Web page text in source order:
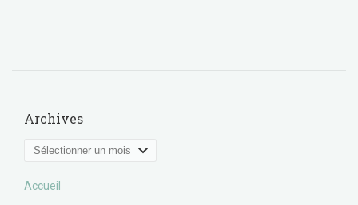
Archives
Archives
Accueil